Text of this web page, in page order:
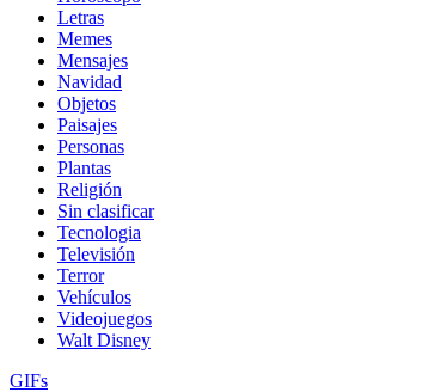
Letras
Memes
Mensajes
Navidad
Objetos
Paisajes
Personas
Plantas
Religión
Sin clasificar
Tecnologia
Televisión
Terror
Vehículos
Videojuegos
Walt Disney
GIFs